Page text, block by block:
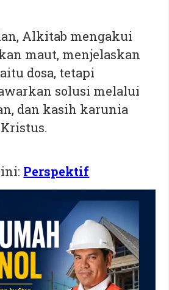
Alkitab mengakui
maut, menjelaskan
dosa, tetapi
solusi melalui
dan kasih karunia
Perspektif